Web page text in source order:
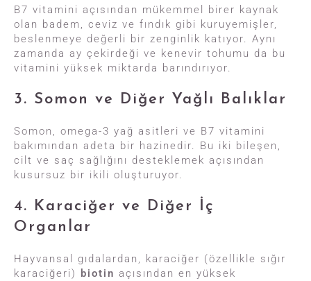
B7 vitamini açısından mükemmel birer kaynak
olan badem, ceviz ve fındık gibi kuruyemişler,
beslenmeye değerli bir zenginlik katıyor. Aynı
zamanda ay çekirdeği ve kenevir tohumu da bu
vitamini yüksek miktarda barındırıyor.
3. Somon ve Diğer Yağlı Balıklar
Somon, omega-3 yağ asitleri ve B7 vitamini
bakımından adeta bir hazinedir. Bu iki bileşen,
cilt ve saç sağlığını desteklemek açısından
kusursuz bir ikili oluşturuyor.
4. Karaciğer ve Diğer İç
Organlar
Hayvansal gıdalardan, karaciğer (özellikle sığır
karaciğeri)
biotin açısından en yüksek